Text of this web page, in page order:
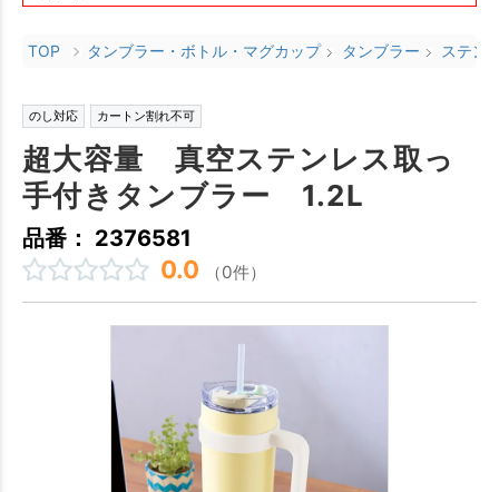
TOP タンブラー・ボトル・マグカップ タンブラー ステン
のし対応 カートン割れ不可
超大容量 真空ステンレス取っ
手付きタンブラー 1.2L
品番： 2376581
0.0 （0件）